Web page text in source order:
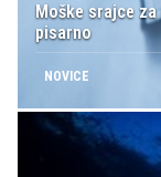
Moške srajce
pisarno
NOVICE